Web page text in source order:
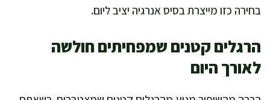
בחירה כזו מייצרת בסיס אנרגיה יציב ליום.
הרגלים קטנים שמפחיתים חולשה
לאורך היום